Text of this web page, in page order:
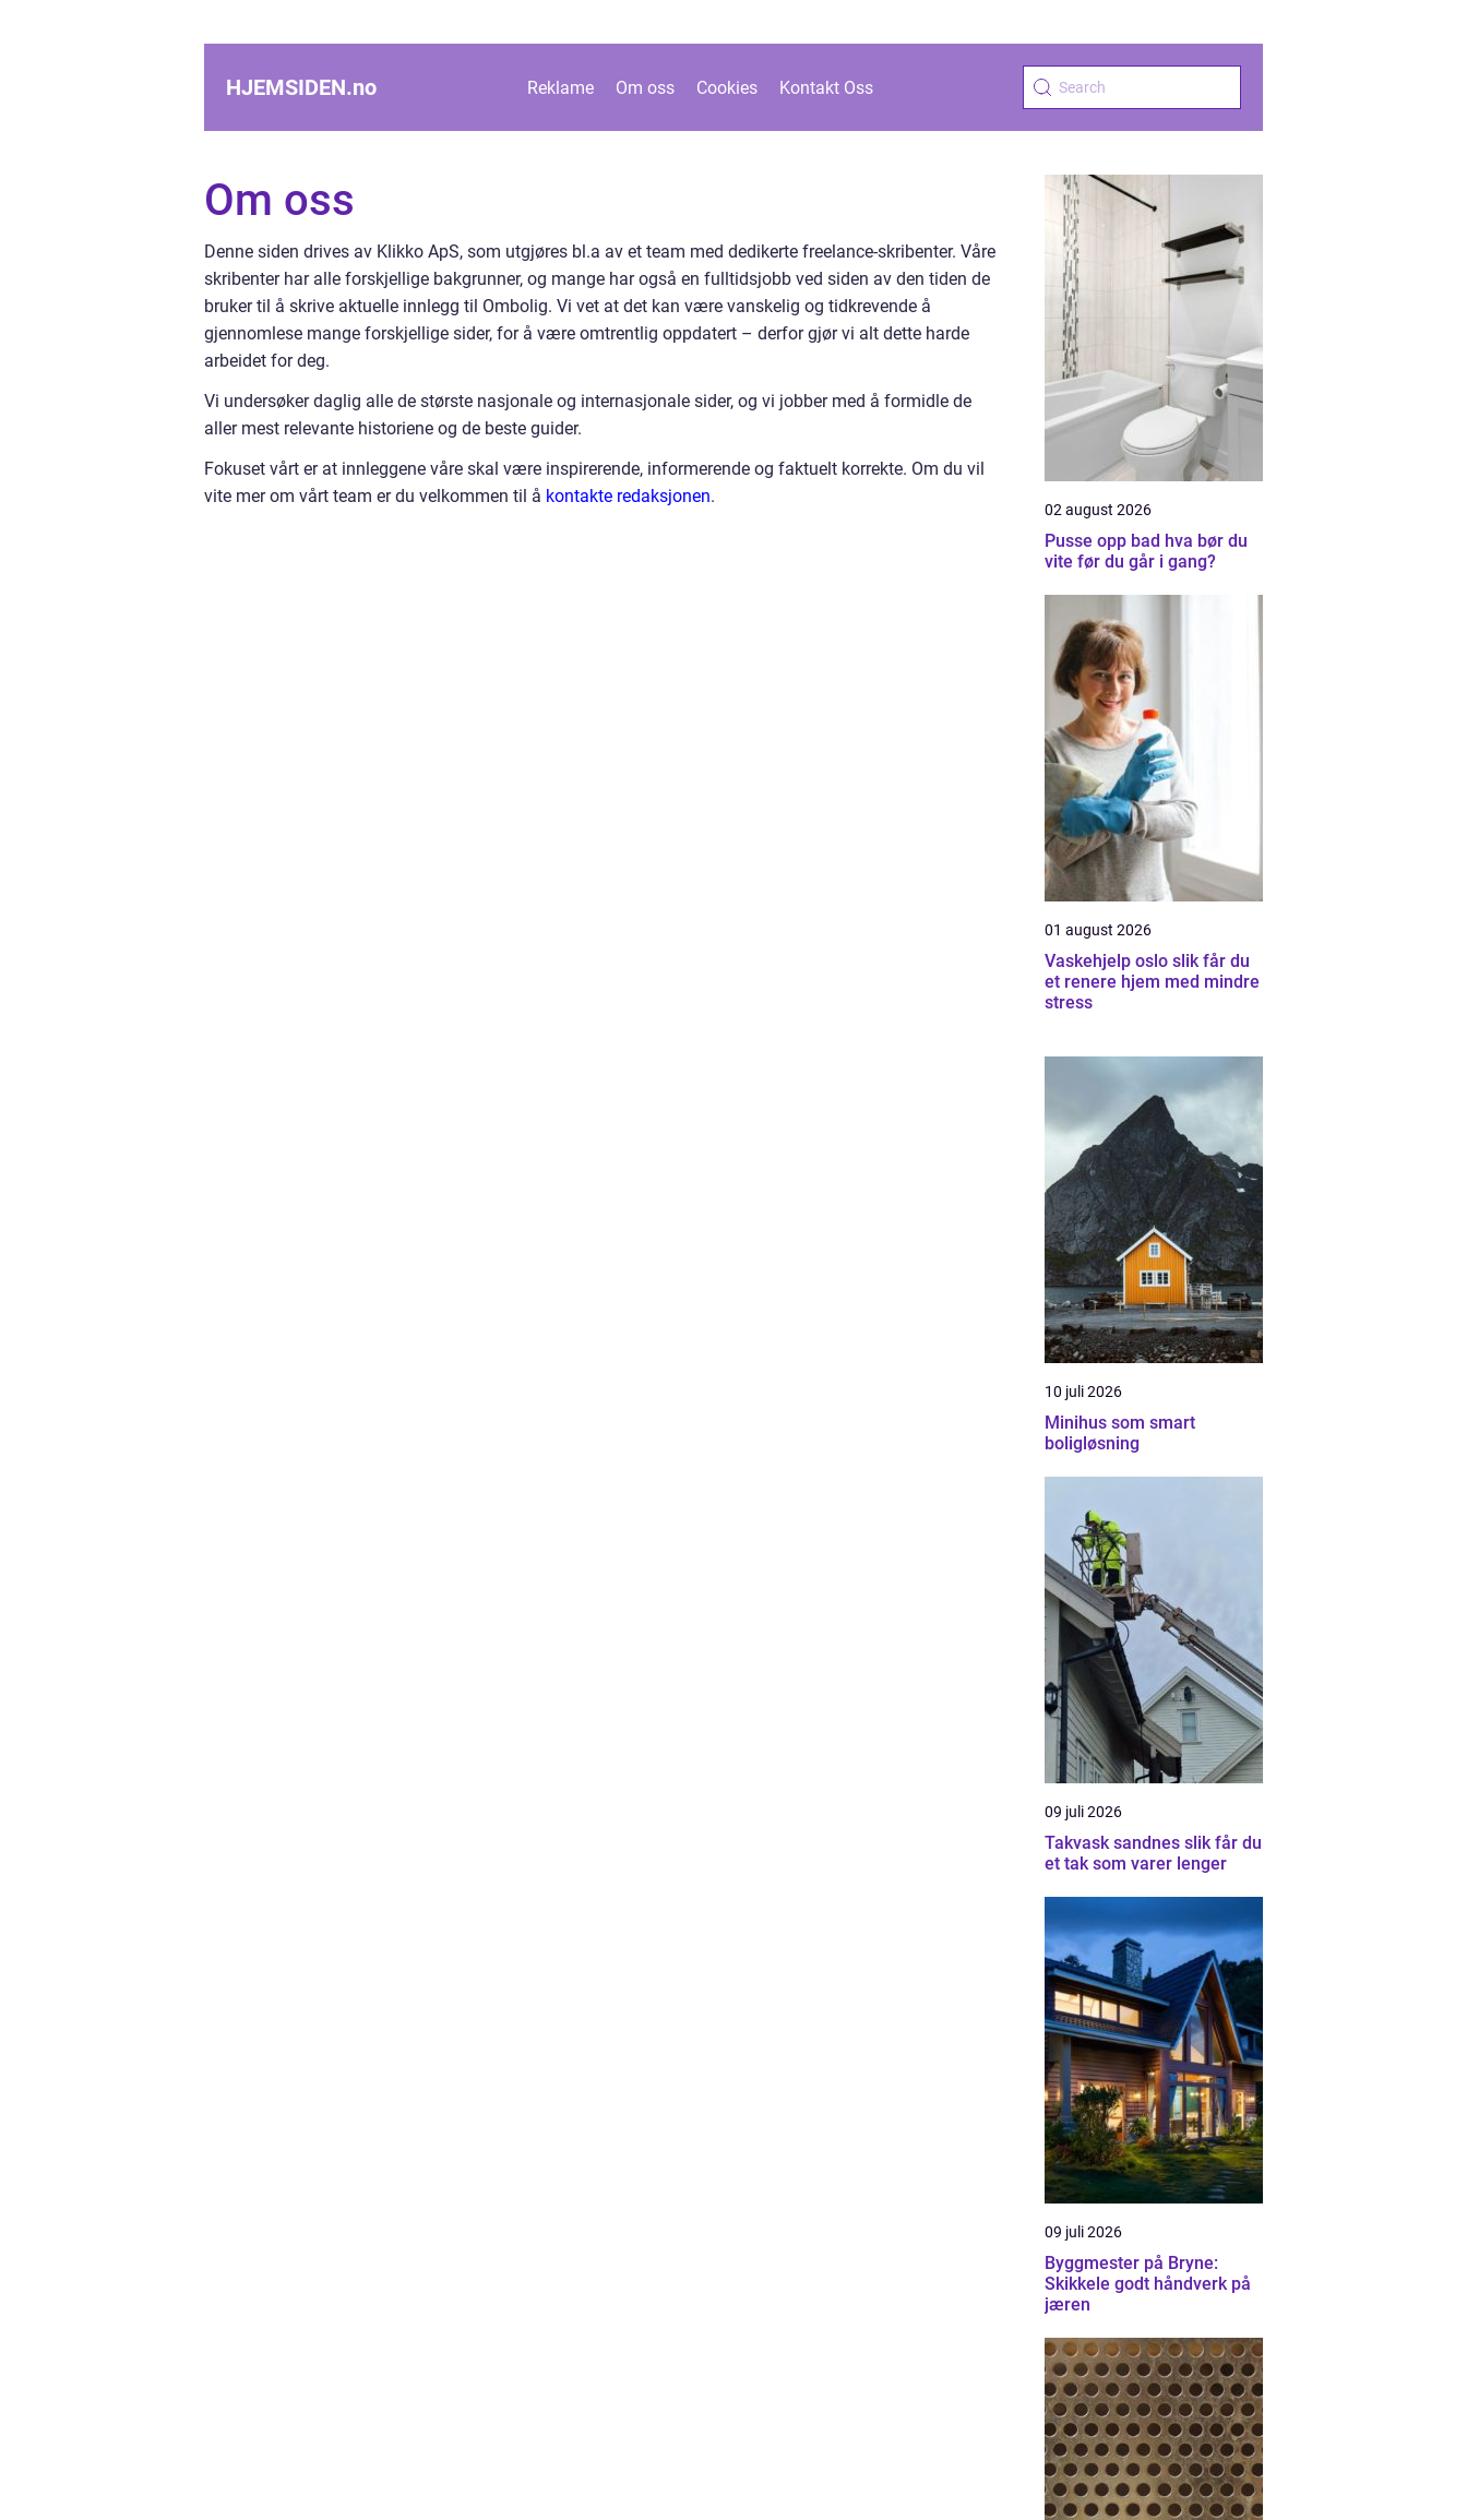
HJEMSIDEN.no Reklame Om oss Cookies Kontakt Oss
Om oss
Denne siden drives av Klikko ApS, som utgjøres bl.a av et team med dedikerte freelance-skribenter. Våre
skribenter har alle forskjellige bakgrunner, og mange har også en fulltidsjobb ved siden av den tiden de
bruker til å skrive aktuelle innlegg til Ombolig. Vi vet at det kan være vanskelig og tidkrevende å
gjennomlese mange forskjellige sider, for å være omtrentlig oppdatert – derfor gjør vi alt dette harde
arbeidet for deg.
Vi undersøker daglig alle de største nasjonale og internasjonale sider, og vi jobber med å formidle de
aller mest relevante historiene og de beste guider.
Fokuset vårt er at innleggene våre skal være inspirerende, informerende og faktuelt korrekte. Om du vil
vite mer om vårt team er du velkommen til å kontakte redaksjonen.
02 august 2026
Pusse opp bad hva bør du
vite før du går i gang?
01 august 2026
Vaskehjelp oslo slik får du
et renere hjem med mindre
stress
10 juli 2026
Minihus som smart
boligløsning
09 juli 2026
Takvask sandnes slik får du
et tak som varer lenger
09 juli 2026
Byggmester på Bryne:
Skikkele godt håndverk på
jæren